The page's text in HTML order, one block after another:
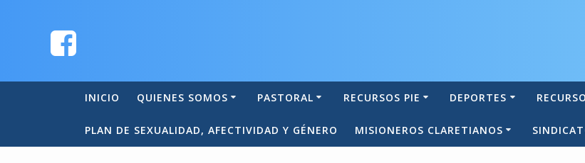
INICIO QUIENES SOMOS PASTORAL RECURSOS PIE DEPORTES
PLAN DE SEXUALIDAD, AFECTIVIDAD Y GÉNERO MISIONEROS CLARETIANOS